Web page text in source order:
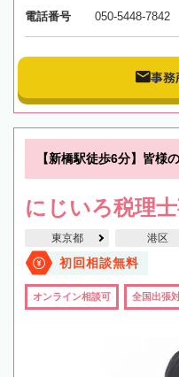
電話番号 050-5448-7842
事務
【新橋駅徒歩6分】皆様
にじいろ税理
東京都 港区
初回相談無料
オンライン相談可 全国出張